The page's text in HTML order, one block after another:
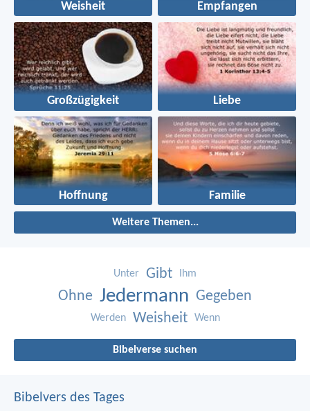
Weisheit Empfangen
Großzügigkeit Liebe
Hoffnung Familie
Weitere Themen...
Unter Gibt Ihm
Ohne Jedermann Gegeben
Werden Weisheit Wenn
Bibelverse suchen
Bibelvers des Tages